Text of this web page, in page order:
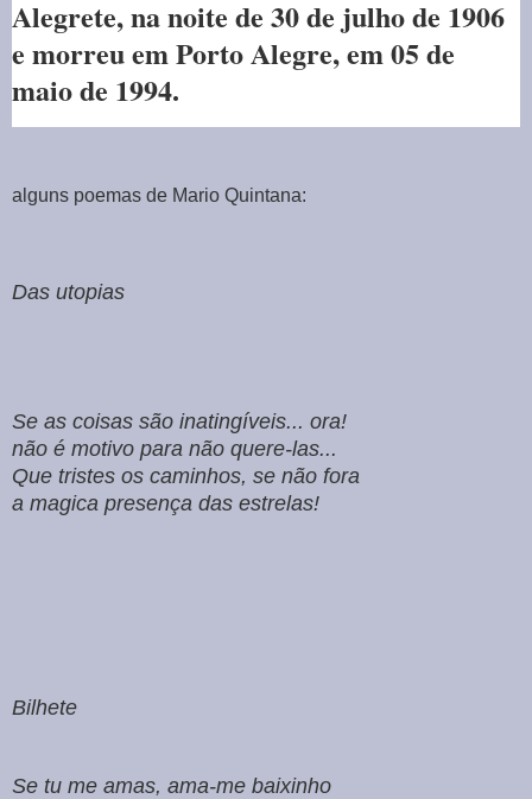
Alegrete, na noite de 30 de julho de 1906
e morreu em Porto Alegre, em 05 de
maio de 1994.
alguns poemas de Mario Quintana:
Das utopias
Se as coisas são inatingíveis... ora!
não é motivo para não quere-las...
Que tristes os caminhos, se não fora
a magica presença das estrelas!
Bilhete
Se tu me amas, ama-me baixinho